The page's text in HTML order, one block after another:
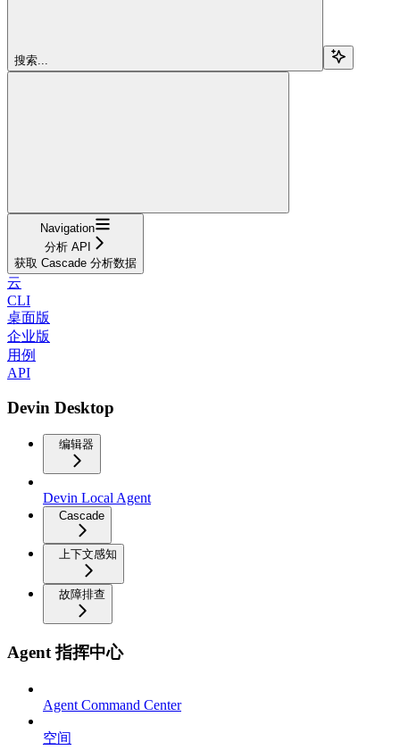
搜索...
Navigation
分析 API
获取 Cascade 分析数据
云
CLI
桌面版
企业版
用例
API
Devin Desktop
编辑器
Devin Local Agent
Cascade
上下文感知
故障排查
Agent 指挥中心
Agent Command Center
空间